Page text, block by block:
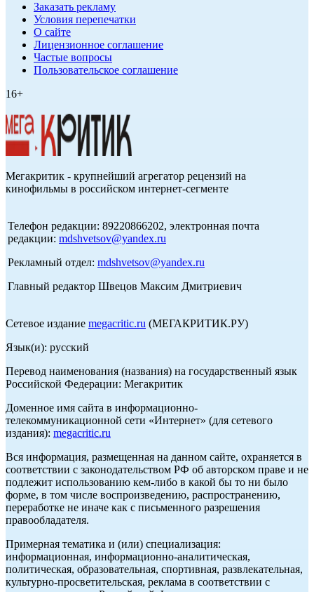
Заказать рекламу
Условия перепечатки
О сайте
Лицензионное соглашение
Частые вопросы
Пользовательское соглашение
16+
Мегакритик - крупнейший агрегатор рецензий на
кинофильмы в российском интернет-сегменте
Телефон редакции: 89220866202, электронная почта
редакции: mdshvetsov@yandex.ru
Рекламный отдел: mdshvetsov@yandex.ru
Главный редактор Швецов Максим Дмитриевич
Сетевое издание megacritic.ru (МЕГАКРИТИК.РУ)
Язык(и): русский
Перевод наименования (названия) на государственный язык
Российской Федерации: Мегакритик
Доменное имя сайта в информационно-
телекоммуникационной сети «Интернет» (для сетевого
издания): megacritic.ru
Вся информация, размещенная на данном сайте, охраняется в
соответствии с законодательством РФ об авторском праве и не
подлежит использованию кем-либо в какой бы то ни было
форме, в том числе воспроизведению, распространению,
переработке не иначе как с письменного разрешения
правообладателя.
Примерная тематика и (или) специализация:
информационная, информационно-аналитическая,
политическая, образовательная, спортивная, развлекательная,
культурно-просветительская, реклама в соответствии с